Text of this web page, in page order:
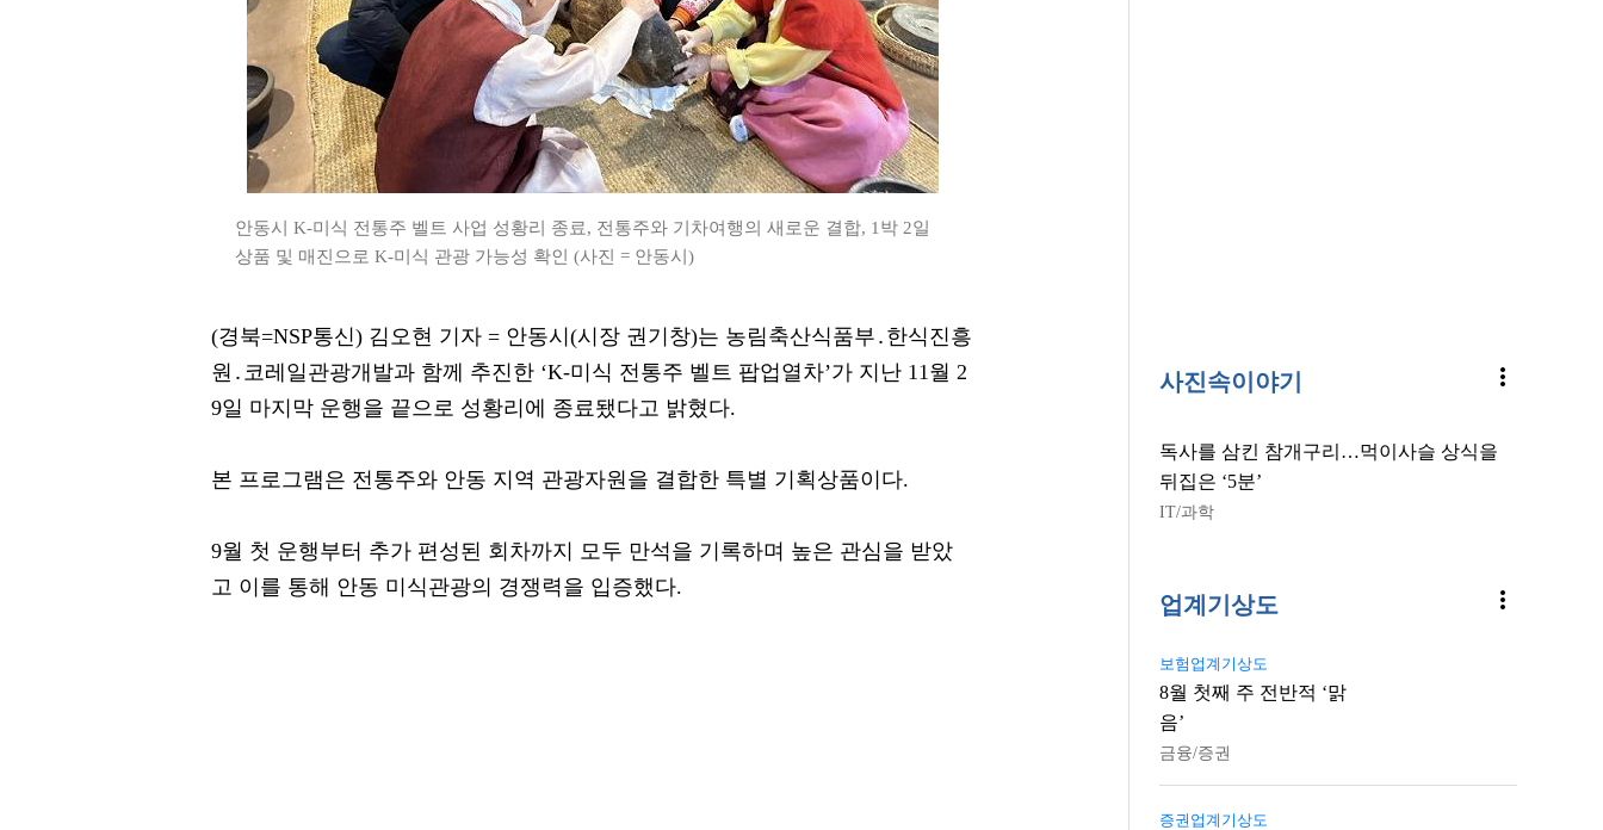
안동시 K-미식 전통주 벨트 사업 성황리 종료, 전통주와 기차여행의 새로운 결합, 1박 2일
상품 및 매진으로 K-미식 관광 가능성 확인 (사진 = 안동시)
(경북=NSP통신) 김오현 기자 = 안동시(시장 권기창)는 농림축산식품부․한식진흥
원․코레일관광개발과 함께 추진한 ‘K-미식 전통주 벨트 팝업열차’가 지난 11월 2
9일 마지막 운행을 끝으로 성황리에 종료됐다고 밝혔다.
본 프로그램은 전통주와 안동 지역 관광자원을 결합한 특별 기획상품이다.
9월 첫 운행부터 추가 편성된 회차까지 모두 만석을 기록하며 높은 관심을 받았
고 이를 통해 안동 미식관광의 경쟁력을 입증했다.
사진속이야기 more_vert
독사를 삼킨 참개구리…먹이사슬 상식을
뒤집은 ‘5분’
IT/과학
업계기상도 more_vert
보험업계기상도
8월 첫째 주 전반적 ‘맑
음’
금융/증권
증권업계기상도